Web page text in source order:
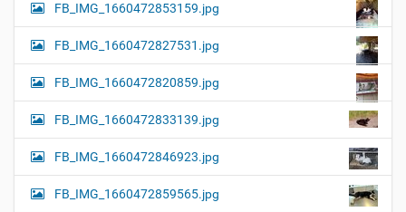
FB_IMG_1660472853159.jpg
FB_IMG_1660472827531.jpg
FB_IMG_1660472820859.jpg
FB_IMG_1660472833139.jpg
FB_IMG_1660472846923.jpg
FB_IMG_1660472859565.jpg